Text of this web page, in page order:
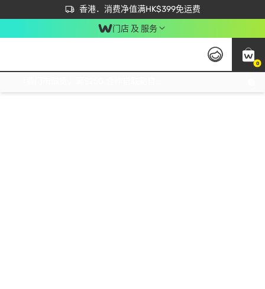
香港．消费净值满HK$399免运费
立即成为易赏钱会员尽享独家优惠
首次APP下单买满$450 输入 NEWAPP 即减$50
门店 及 服务
0